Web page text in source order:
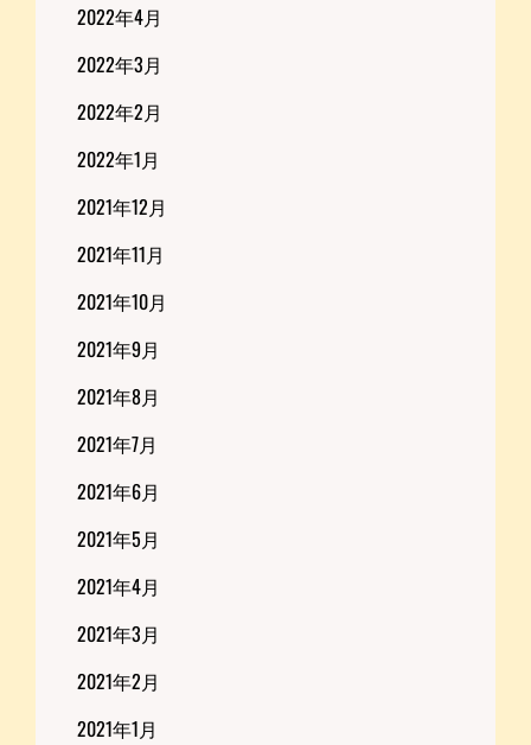
2022年4月
2022年3月
2022年2月
2022年1月
2021年12月
2021年11月
2021年10月
2021年9月
2021年8月
2021年7月
2021年6月
2021年5月
2021年4月
2021年3月
2021年2月
2021年1月